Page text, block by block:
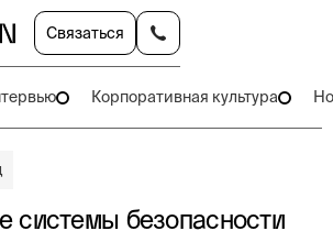
Связаться
Корпоративная культура
системы безопасности